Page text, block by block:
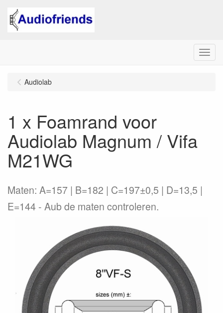
Menu
Audiolab
1 x Foamrand voor
Audiolab Magnum / Vifa
M21WG
Maten: A=157 | B=182 | C=197±0,5 | D=13,5 |
E=144 - Aub de maten controleren.